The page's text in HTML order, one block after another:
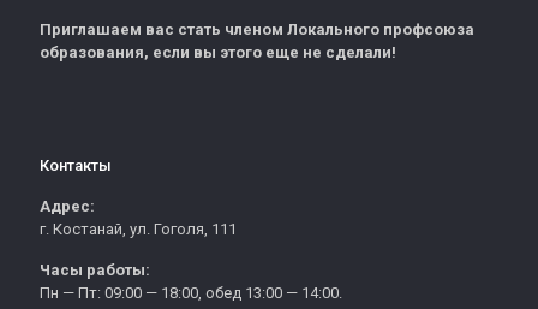
Приглашаем вас стать членом Локального профсоюза
образования, если вы этого еще не сделали!
Контакты
Адрес:
г. Костанай, ул. Гоголя, 111
Часы работы:
Пн — Пт: 09:00 — 18:00, обед 13:00 — 14:00.